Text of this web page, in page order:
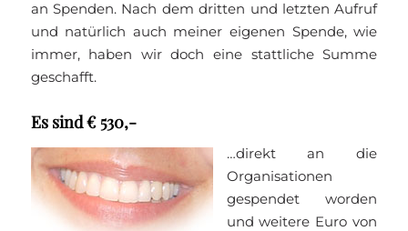
an Spenden. Nach dem dritten und letzten Aufruf
und natürlich auch meiner eigenen Spende, wie
immer, haben wir doch eine stattliche Summe
geschafft.
Es sind € 530,-
…direkt an die
Organisationen
gespendet worden
und weitere Euro von